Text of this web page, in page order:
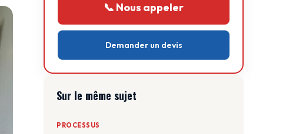
📞 Nous appeler
Demander un devis
Sur le même sujet
PROCESSUS